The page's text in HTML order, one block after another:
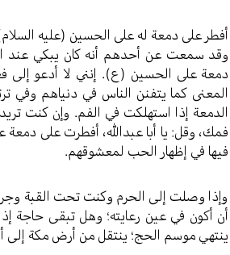
أفطر على دمعة له على الحسين (عليه
وقد سمعت عن أحدهم أنه كان يبكي عند
دمعة على الحسين (ع). إنني لا أدعو إلى
المعنى كما يتفنن الناس في دنياهم وفي
الدمعة إذا استهلكت في الفم. وإن كنت
فمك، وقل: يا أبا عبدالله، أفطرت على
فيها في إظهار الحب لمعشوقهم.
وإذا وصلت إلى الحرم وكنت تحت القبة
أن أكون في عين رعايته؛ وهل تبقى حاجة
ينتهي موسم الحج؛ ينتقل من أرض مكة إلى